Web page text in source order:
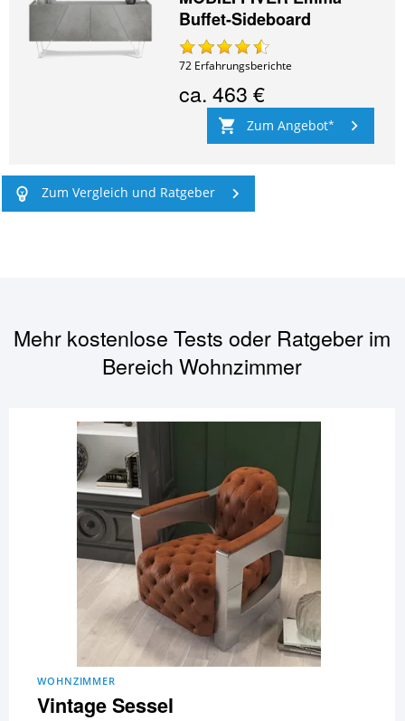
Buffet-Sideboard
72 Erfahrungsberichte
ca.463 €
Zum Angebot
Zum Vergleich und Ratgeber
Mehr kostenlose Tests oder Ratgeber im
BereichWohnzimmer
WOHNZIMMER
Vintage Sessel